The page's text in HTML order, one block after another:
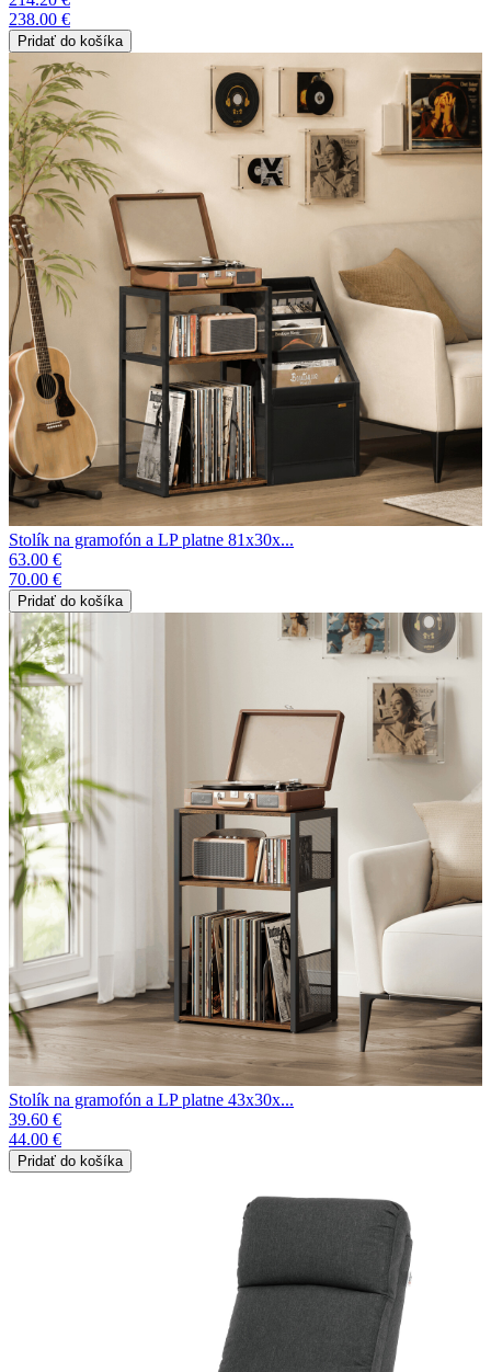
238.00 €
Stolík na gramofón a LP platne 81x30x...
63.00 €
70.00 €
Stolík na gramofón a LP platne 43x30x...
39.60 €
44.00 €